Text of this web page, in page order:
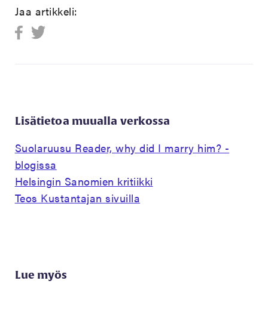
Jaa artikkeli:
Lisätietoa muualla verkossa
Suolaruusu Reader, why did I marry him? -
blogissa
Helsingin Sanomien kritiikki
Teos Kustantajan sivuilla
Lue myös